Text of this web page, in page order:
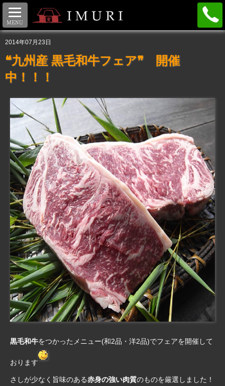
IMURI BLOG
2014年07月23日
❝九州産 黒毛和牛フェア❞ 開催
中！！！
黒毛和牛をつかったメニュー(和2品・洋2品)でフェアを開催して
おります
さしが少なく旨味のある赤身の強い肉質のものを厳選しました！